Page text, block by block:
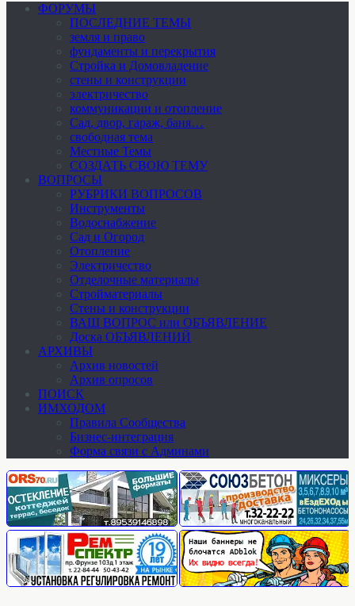
ФОРУМЫ
ПОСЛЕДНИЕ ТЕМЫ
земля и право
фундаменты и перекрытия
Стройка и Домовладение
стены и конструкции
электричество
коммуникации и отопление
Cад, двор, гараж, баня…
свободная тема
Местные Темы
СОЗДАТЬ СВОЮ ТЕМУ
ВОПРОСЫ
РУБРИКИ ВОПРОСОВ
Инструменты
Водоснабжение
Сад и Огород
Отопление
Электричество
Отделочные материалы
Стройматериалы
Стены и конструкции
ВАШ ВОПРОС или ОБЪЯВЛЕНИЕ
Доска ОБЪЯВЛЕНИЙ
АРХИВЫ
Архив новостей
Архив опросов
ПОИСК
ИМХОДОМ
Правила Сообщества
Бизнес-интеграция
Форма связи с Админами